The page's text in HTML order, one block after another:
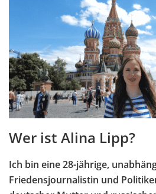
Wer ist Alina Lipp?
Ich bin eine 28-jährige,
Friedensjournalistin und